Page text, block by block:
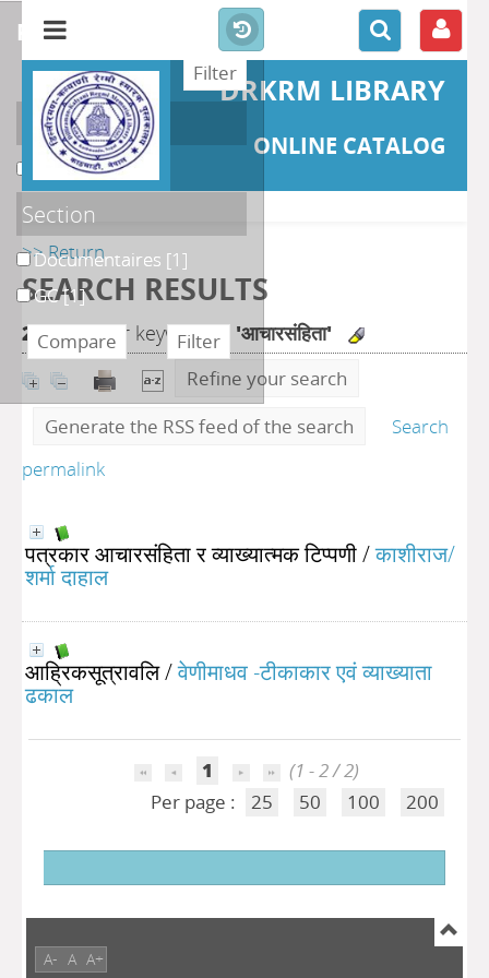
DRKRM LIBRARY
ONLINE CATALOG
>> Return
SEARCH RESULTS
2search for keyword(s) 'आचारसंहिता'
Refine your search
Generate the RSS feed of the search
Search
permalink
पत्रकार आचारसंहिता र व्याख्यात्मक टिप्पणी/काशीराज/
शर्मा दाहाल
आह्रिकसूत्रावलि/वेणीमाधव -टीकाकार एवं व्याख्याता
ढकाल
1
(1 - 2 / 2)
Per page :
25 50 100 200
refine or compare
Localisation
DKRML[2]
Section
Documentaires [1]
GC[1]
A- A A+